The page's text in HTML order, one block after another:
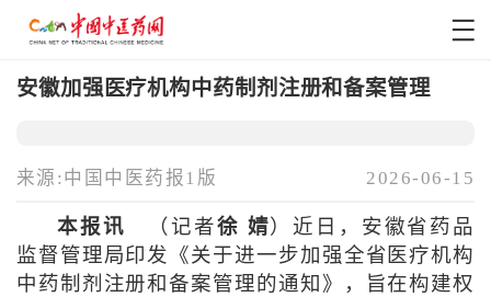
安徽加强医疗机构中药制剂注册和备案管理
来源:中国中医药报1版 2026-06-15
本报讯 （记者徐 婧）近日，安徽省药品
监督管理局印发《关于进一步加强全省医疗机构
中药制剂注册和备案管理的通知》，旨在构建权